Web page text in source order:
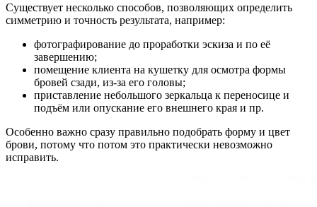
Существует несколько способов, позволяющих определить
симметрию и точность результата, например:
фотографирование до проработки эскиза и по её
завершению;
помещение клиента на кушетку для осмотра формы
бровей сзади, из-за его головы;
приставление небольшого зеркальца к переносице и
подъём или опускание его внешнего края и пр.
Особенно важно сразу правильно подобрать форму и цвет
брови, потому что потом это практически невозможно
исправить.